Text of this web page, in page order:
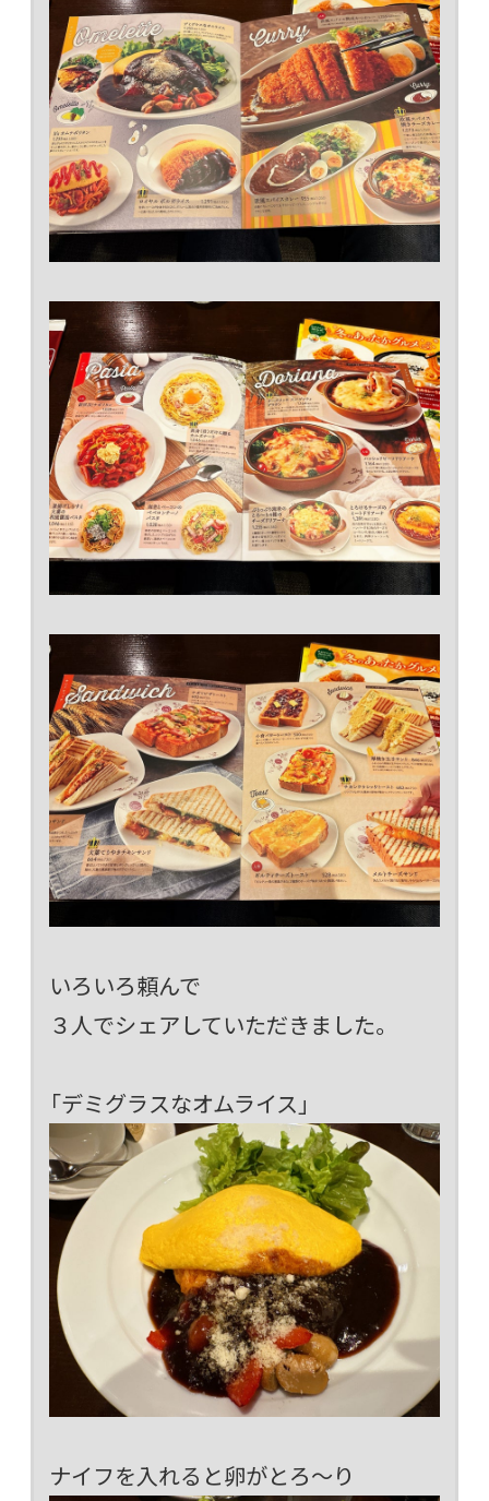
いろいろ頼んで
３人でシェアしていただきました。
「デミグラスなオムライス」
ナイフを入れると卵がとろ～り